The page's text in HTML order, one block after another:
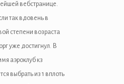
вебстранице.
так вдовень в
степени возраста
уже достигнул. В
аэроклуб кз
выбрать из 1 вплоть